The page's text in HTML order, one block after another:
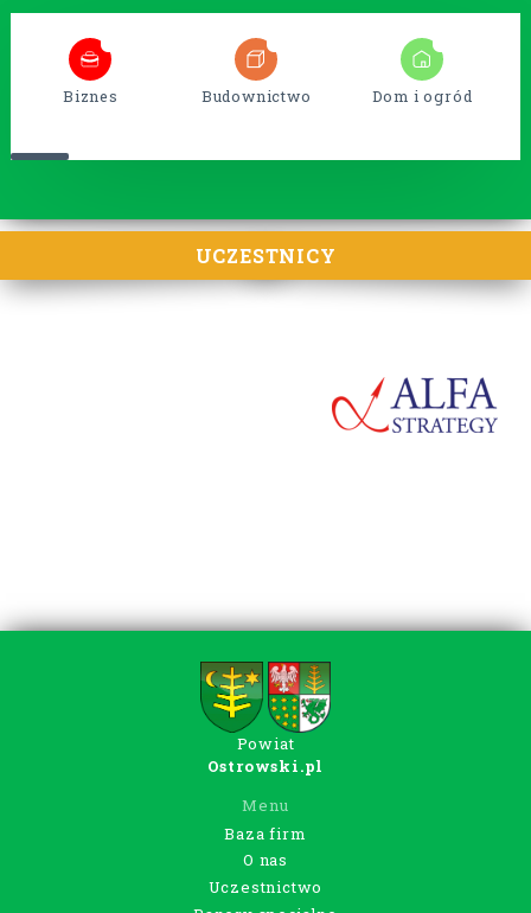
Biznes Budownictwo Dom i ogród
UCZESTNICY
Powiat
Ostrowski.pl
Menu
Baza firm
O nas
Uczestnictwo